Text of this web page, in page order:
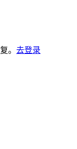
。 去登录